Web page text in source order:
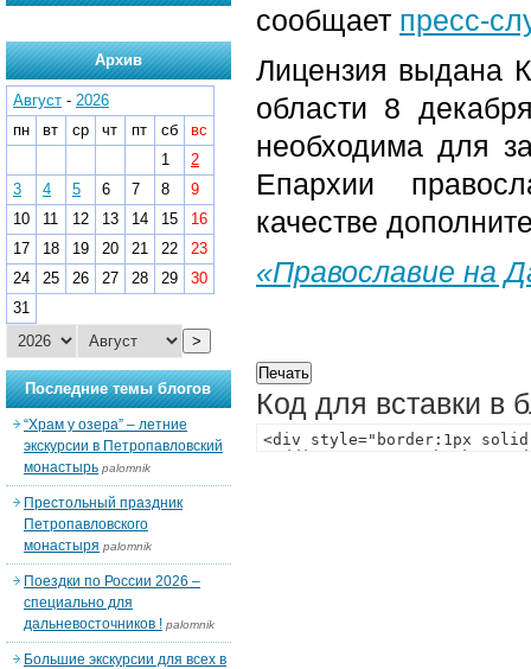
сообщает пресс-
Лицензия выдана
области 8
необходима для
Епархии
качестве
«Православие на
Код для вставки в
Архив
Август - 2026
пн
вт ср чт пт сб
вс
1
2
3
4 5 6 7 8
9
10
11 12 13 14 15
16
17
18 19 20 21 22
23
24
25 26 27 28 29
30
31
>
Последние темы блогов
“Храм у озера” – летние
экскурсии в Петропавловский
монастырь palomnik
Престольный праздник
Петропавловского
монастыря palomnik
Поездки по России 2026 –
специально для
дальневосточников ! palomnik
Большие экскурсии для всех в